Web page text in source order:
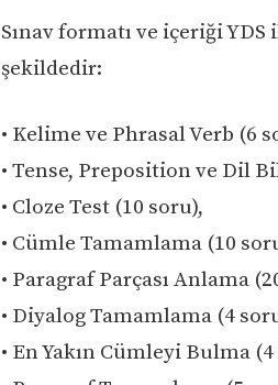
Sınav formatı ve içeriği YDS
şekildedir:
• Kelime ve Phrasal Verb (6
• Tense, Preposition ve Dil
• Cloze Test (10 soru),
• Cümle Tamamlama (10
• Paragraf Parçası Anlama
• Diyalog Tamamlama (4
• En Yakın Cümleyi Bulma